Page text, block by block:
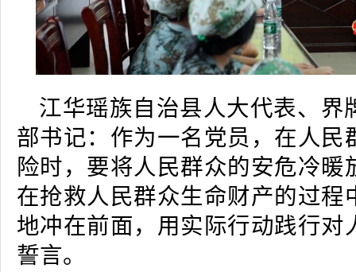
江华瑶族自治县人大代表、界
部书记：作为一名党员，在人民
险时，要将人民群众的安危冷暖
在抢救人民群众生命财产的过程
地冲在前面，用实际行动践行对
誓言。